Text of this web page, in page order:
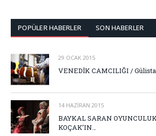
POPÜLER HABERLER SON HABERLER
29 OCAK 2015
VENEDİK CAMCILIĞI /
14 HAZIRAN 2015
BAYKAL SARAN
KOÇAK’IN…